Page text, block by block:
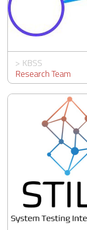
> KBSS
Research Team